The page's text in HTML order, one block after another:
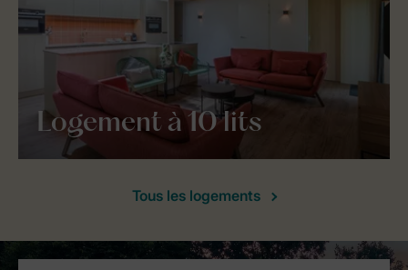
Logement à 10 lits
Tous les logements